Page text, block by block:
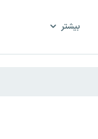
بیشتر